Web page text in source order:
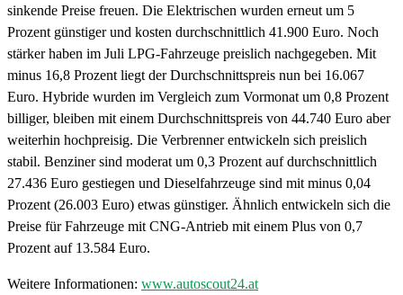
sinkende Preise freuen. Die Elektrischen wurden erneut um 5
Prozent günstiger und kosten durchschnittlich 41.900 Euro. Noch
stärker haben im Juli LPG-Fahrzeuge preislich nachgegeben. Mit
minus 16,8 Prozent liegt der Durchschnittspreis nun bei 16.067
Euro. Hybride wurden im Vergleich zum Vormonat um 0,8 Prozent
billiger, bleiben mit einem Durchschnittspreis von 44.740 Euro aber
weiterhin hochpreisig. Die Verbrenner entwickeln sich preislich
stabil. Benziner sind moderat um 0,3 Prozent auf durchschnittlich
27.436 Euro gestiegen und Dieselfahrzeuge sind mit minus 0,04
Prozent (26.003 Euro) etwas günstiger. Ähnlich entwickeln sich die
Preise für Fahrzeuge mit CNG-Antrieb mit einem Plus von 0,7
Prozent auf 13.584 Euro.
Weitere Informationen: www.autoscout24.at